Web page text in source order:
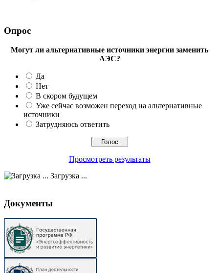
Опрос
Могут ли альтернативные источники энергии заменить
АЭС?
Да
Нет
В скором будущем
Уже сейчас возможен переход на альтернативные
источники
Затрудняюсь ответить
Просмотреть результаты
Загрузка ...
Документы